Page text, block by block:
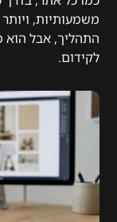
משמעותיות,
התהליך, אבל הוא
לקידום.